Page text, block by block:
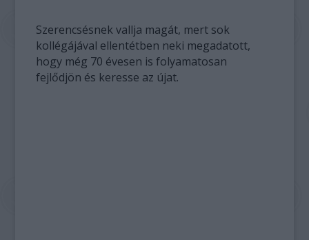
Szerencsésnek vallja magát, mert sok
kollégájával ellentétben neki megadatott,
hogy még 70 évesen is folyamatosan
fejlődjön és keresse az újat.